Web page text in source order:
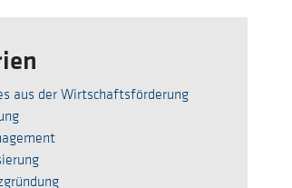
aus der Wirtschaftsförderung